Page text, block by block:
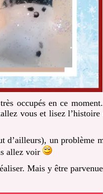
occupés en ce
vous et lisez
d’ailleurs), un problème
allez voir
Mais y être